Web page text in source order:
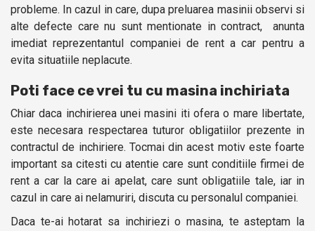
probleme. In cazul in care, dupa preluarea masinii observi si
alte defecte care nu sunt mentionate in contract, anunta
imediat reprezentantul companiei de rent a car pentru a
evita situatiile neplacute.
Poti face ce vrei tu cu masina inchiriata
Chiar daca inchirierea unei masini iti ofera o mare libertate,
este necesara respectarea tuturor obligatiilor prezente in
contractul de inchiriere. Tocmai din acest motiv este foarte
important sa citesti cu atentie care sunt conditiile firmei de
rent a car la care ai apelat, care sunt obligatiile tale, iar in
cazul in care ai nelamuriri, discuta cu personalul companiei.
Daca te-ai hotarat sa inchiriezi o masina, te asteptam la